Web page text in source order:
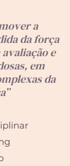
a
da força
e
em
da